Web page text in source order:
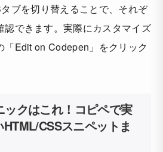
ブを切り替えることで、それぞ
認できます。実際にカスタマイズ
「Edit on Codepen」をクリック
クはこれ！コピペで実
CSSスニペットま